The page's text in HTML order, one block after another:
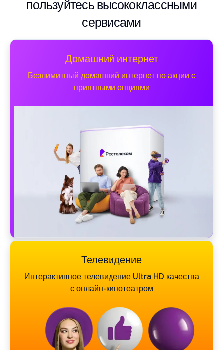
пользуйтесь высококлассными
сервисами
Домашний интернет
Безлимитный домашний интернет по акции с
приятными опциями
Телевидение
Интерактивное телевидение Ultra HD качества
с онлайн-кинотеатром